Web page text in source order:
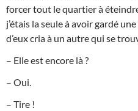
forcer tout le quartier à
j’étais la seule à avoir gardé
d’eux cria à un autre qui se
– Elle est encore là ?
– Oui.
– Tire !